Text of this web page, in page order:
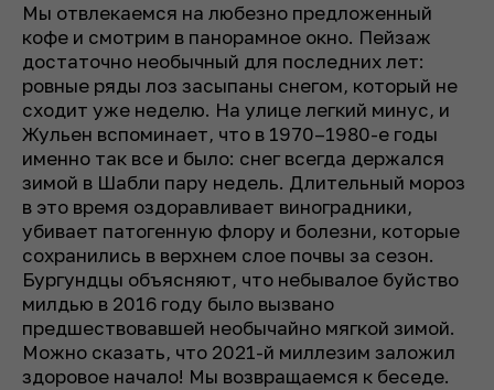
Мы отвлекаемся на любезно предложенный
кофе и смотрим в панорамное окно. Пейзаж
достаточно необычный для последних лет:
ровные ряды лоз засыпаны снегом, который не
сходит уже неделю. На улице легкий минус, и
Жульен вспоминает, что в 1970–1980-е годы
именно так все и было: снег всегда держался
зимой в Шабли пару недель. Длительный мороз
в это время оздоравливает виноградники,
убивает патогенную флору и болезни, которые
сохранились в верхнем слое почвы за сезон.
Бургундцы объясняют, что небывалое буйство
милдью в 2016 году было вызвано
предшествовавшей необычайно мягкой зимой.
Можно сказать, что 2021-й миллезим заложил
здоровое начало! Мы возвращаемся к беседе.